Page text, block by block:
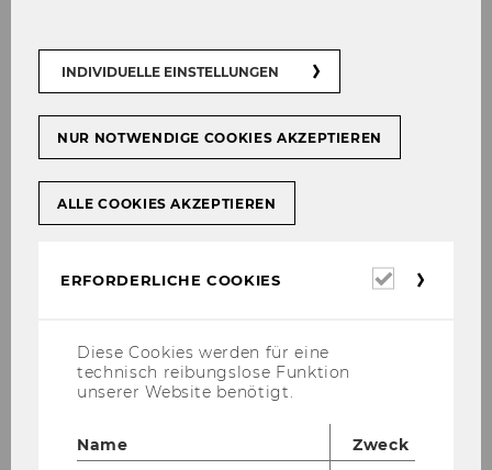
INDIVIDUELLE EINSTELLUNGEN
NUR NOTWENDIGE COOKIES AKZEPTIEREN
ALLE COOKIES AKZEPTIEREN
ERFORDERLICHE COOKIES
Diese Cookies werden für eine
technisch reibungslose Funktion
unserer Website benötigt.
Name
Zweck